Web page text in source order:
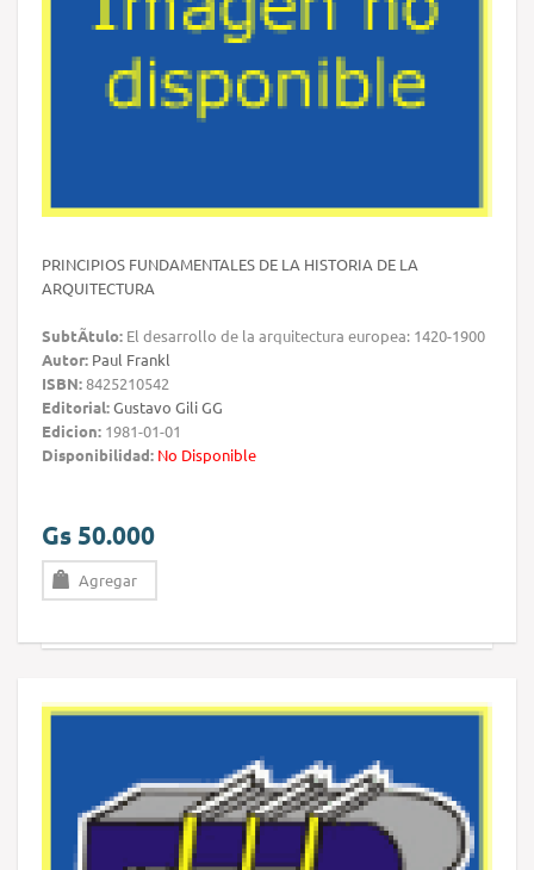
PRINCIPIOS FUNDAMENTALES DE LA HISTORIA DE LA
ARQUITECTURA
SubtÃ­tulo: El desarrollo de la arquitectura europea: 1420-1900
Autor: Paul Frankl
ISBN:8425210542
Editorial:Gustavo Gili GG
Edicion: 1981-01-01
Disponibilidad: No Disponible
Gs 50.000
Agregar